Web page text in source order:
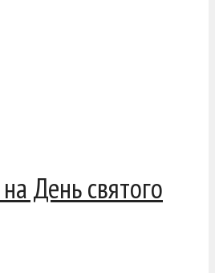
День святого